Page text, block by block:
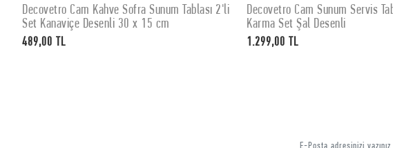
SEPETE EKLE
Decovetro Cam Kahve Sofra Sunum Tablası 2'li
Set Kanaviçe Desenli 30 x 15 cm
489,00 TL
SEPETE EKLE
Decovetro Cam Sunum Servis
Karma Set Şal Desenli
1.299,00 TL